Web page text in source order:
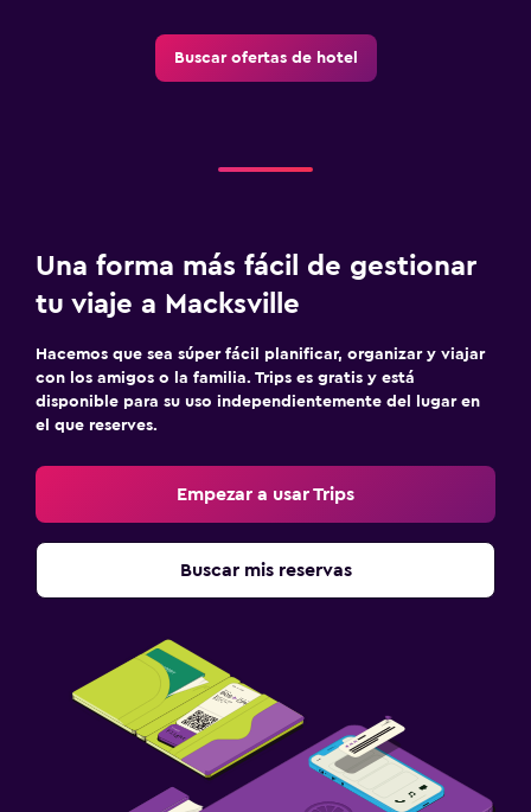
Buscar ofertas de hotel
Una forma más fácil de gestionar
tu viaje a Macksville
Hacemos que sea súper fácil planificar, organizar y viajar
con los amigos o la familia. Trips es gratis y está
disponible para su uso independientemente del lugar en
el que reserves.
Empezar a usar Trips
Buscar mis reservas